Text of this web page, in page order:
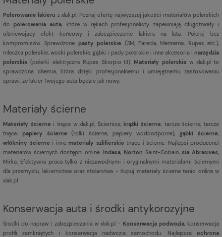
Polerowanie lakieru z xlak.pl. Poznaj ofertę najwyższej jakości materiałów polerskich
dopolerowania auta , które w rękach profesjonalisty zapewniają długotrwały i
olśniewający efekt końcowy i zabezpieczenie lakieru na lata. Poleruj bez
kompromisów. Sprawdzone pasty polerskie (3M, Farecla, Menzerna, Rupes etc.),
mleczka polerskie, woski polerskie, gąbki i pady polerskie i inne akcesoria i narzędzia
polerskie (polerki elektryczne Rupes Skorpio III). Materiały polerskie w xlak.pl to
sprawdzona chemia, która dzięki profesjonalnemu i umiejętnemu zastosowaniu
sprawi, że lakier Twojego auta będzie jak nowy.
Materiały ścierne
Materiały ścierne i tnące w xlak.pl, Ściernice,krążki ścierne , tarcze ścierne, tarcze
tnące, papiery ścierne (rolki ścierne, papiery wodoodporne),gąbki ścierne
włókniny ścierne i inne materiały szlifierskie tnące i ścierne. Najlepsi producenci
materiałów ściernych dostępni online: Indasa Norton Saint-Gobain,sia Abrasives
Mirka. Efektywna praca tylko z niezawodnymi i oryginalnymi materiałami ściernymi
dla przemysłu, lakiernictwa oraz stolarstwa - Kupuj materiały ścierne tanio online w
xlak.pl
Konserwacja auta i środki antykorozyjne
Środki do napraw i zabezpieczania w xlak.pl - Konserwacja podwozia, konserwacja
profili zamkniętych i konserwacja nadwozia samochodu. Najlepsza ochrona